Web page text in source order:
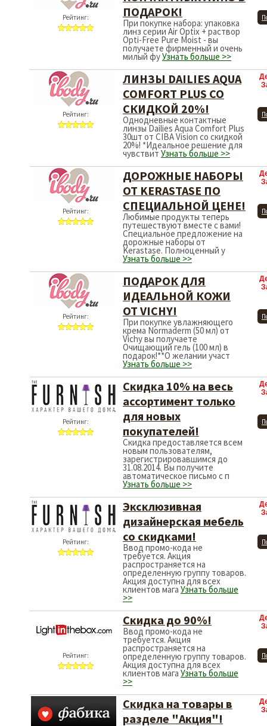
Рейтинг:
ПОДАРОК!
При покупке набора: упаковка
линз серии Air Optix + раствор
Opti-Free Pure Moist - вы
получаете фирменный и очень
милый фуУзнать больше >>
Рейтинг:
ЛИНЗЫ DAILIES AQUA
COMFORT PLUS СО
СКИДКОЙ 20%!
Однодневные контактные
линзы Dailies Aqua Comfort Plus
30шт от CIBA Vision со скидкой
20%! *Идеальное решение для
чувствит Узнать больше >>
Рейтинг:
ДОРОЖНЫЕ НАБОРЫ
ОТ KERASTASE ПО
СПЕЦИАЛЬНОЙ ЦЕНЕ!
Любимые продукты теперь
путешествуют вместе с вами!
Специальное предложение на
дорожные наборы от
Kerastase. Полноценный у
Узнать больше >>
Рейтинг:
ПОДАРОК ДЛЯ
ИДЕАЛЬНОЙ КОЖИ
ОТ VICHY!
При покупке увлажняющего
крема Normaderm (50 мл) от
Vichy вы получаете
Очищающий гель (100 мл) в
подарок!**О желании участ
Узнать больше >>
Рейтинг:
Скидка 10% на весь
ассортимент только
для новых
покупателей!
Скидка предоставляется всем
новым пользователям,
зарегистрировавшимся до
31.08.2014. Вы получите
автоматическое письмо с п
Узнать больше >>
Рейтинг:
Эксклюзивная
дизайнерская мебель
со скидками!
Ввод промо-кода не
требуется. Акция
распространяется на
определенную группу товаров.
Акция доступна для всех
клиентов мага Узнать больше
>>
Рейтинг:
Скидка до 90%!
Ввод промо-кода не
требуется. Акция
распространяется на
определенную группу товаров.
Акция доступна для всех
клиентов мага Узнать больше
>>
Скидка на товары в
разделе "Акция"!